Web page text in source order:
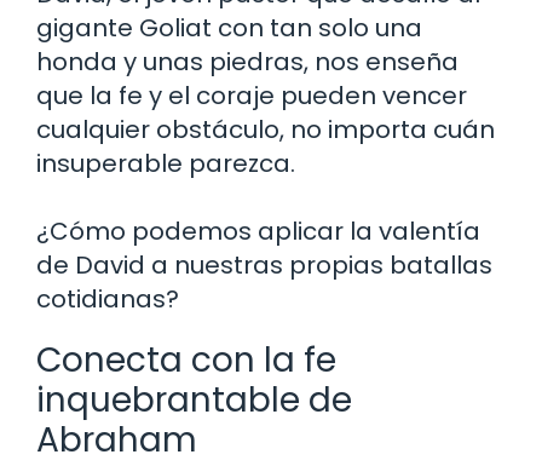
gigante Goliat con tan solo una
honda y unas piedras, nos enseña
que la fe y el coraje pueden vencer
cualquier obstáculo, no importa cuán
insuperable parezca.
¿Cómo podemos aplicar la valentía
de David a nuestras propias batallas
cotidianas?
Conecta con la fe
inquebrantable de
Abraham